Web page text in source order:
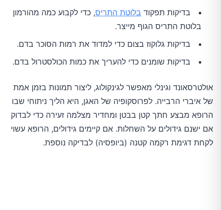
בדיקות תפקוד בלוטת התריס, כדי לקבוע כמה מהורמון
בלוטת התריס הגוף מייצר.
בדיקות גלוקוז בצום כדי למדוד את רמות הסוכר בדם.
בדיקות שומנים כדי להעריך את כמות הכולסטרול בדם.
אולטרסאונד וגינלי מאפשר לגינקולוג, ליצור תמונות בזמן אמת
של איברי הרבייה. לפרוסקופיה של האגן, היא הליך ניתוחי שבו
הרופא מבצע חתך קטן בבטן ומחדיר מצלמה זעירה כדי לבדוק
אם ישנם גידולים על השחלות. אם קיימים גידולים, הרופא עשוי
לקחת דגימת רקמה קטנה (ביופסיה) לבדיקה נוספת.